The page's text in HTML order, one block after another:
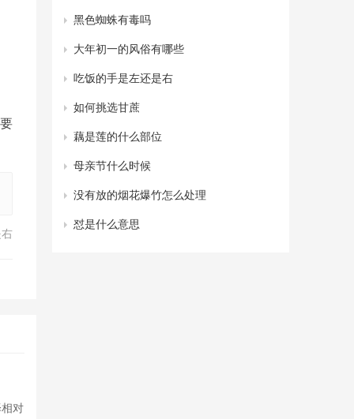
对
​黑色蜘蛛有毒吗
​大年初一的风俗有哪些
​吃饭的手是左还是右
​如何挑选甘蔗
​藕是莲的什么部位
​母亲节什么时候
​没有放的烟花爆竹怎么处理
​怼是什么意思